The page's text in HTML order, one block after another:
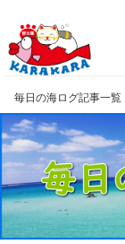
毎日の海ログ記事一覧